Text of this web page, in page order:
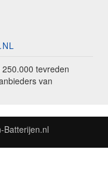
tevreden
van
Batterijen.nl